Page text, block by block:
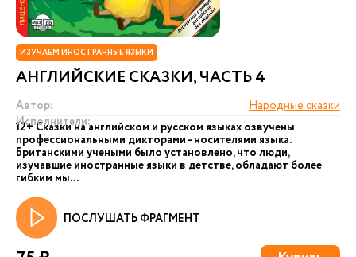
ИЗУЧАЕМ ИНОСТРАННЫЕ ЯЗЫКИ
АНГЛИЙСКИЕ СКАЗКИ, ЧАСТЬ 4
Автор:
Народные сказки
Исполнители:
12+ Сказки на английском и русском языках озвучены
профессиональными дикторами - носителями языка.
Британскими учеными было установлено, что люди,
изучавшие иностранные языки в детстве, обладают более
гибким мы...
ПОСЛУШАТЬ ФРАГМЕНТ